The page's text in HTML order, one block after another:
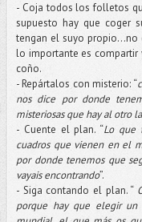
- Coja todos los folletos
supuesto hay que coger
tengan el suyo propio…no
lo importante es
coño.
- Repártalos con misterio: “
nos dice por donde
misteriosas que hay al otro
- Cuente el plan. “Lo que
cuadros que vienen en el
por donde tenemos que
vayais encontrando”.
- Siga contando el plan. “
porque hay que elegir